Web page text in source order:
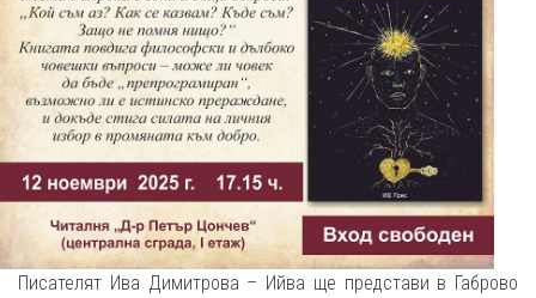
Писателят Ива Димитрова – Ийва ще представи в Габрово